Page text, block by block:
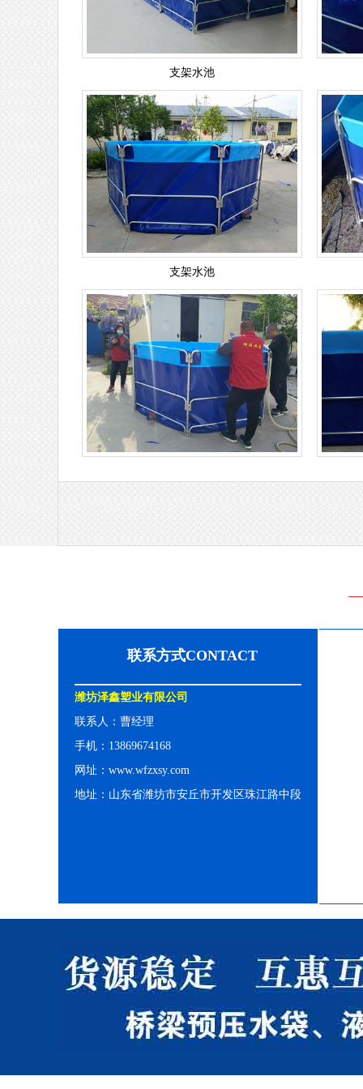
支架水池
支架水池
支架水池
消防移动水池
支架水池
联系方式CONTACT
潍坊泽鑫塑业有限公司
联系人：曹经理
手机：13869674168
网址：www.wfzxsy.com
地址：山东省潍坊市安丘市开发区珠江路中段